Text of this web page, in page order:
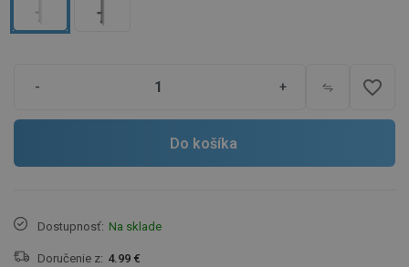
- + favorite_border
Do košíka
Dostupnosť: Na sklade
Doručenie z: 4.99 €